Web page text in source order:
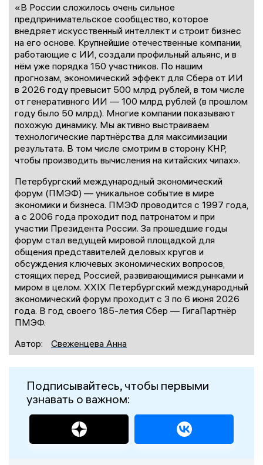
«В России сложилось очень сильное
предпринимательское сообщество, которое
внедряет искусственный интеллект и строит бизнес
на его основе. Крупнейшие отечественные компании,
работающие с ИИ, создали профильный альянс, и в
нём уже порядка 150 участников. По нашим
прогнозам, экономический эффект для Сбера от ИИ
в 2026 году превысит 500 млрд рублей, в том числе
от генеративного ИИ — 100 млрд рублей (в прошлом
году было 50 млрд). Многие компании показывают
похожую динамику. Мы активно выстраиваем
технологические партнёрства для максимизации
результата. В том числе смотрим в сторону КНР,
чтобы производить вычисления на китайских чипах».
Петербургский международный экономический
форум (ПМЭФ) — уникальное событие в мире
экономики и бизнеса. ПМЭФ проводится с 1997 года,
а с 2006 года проходит под патронатом и при
участии Президента России. За прошедшие годы
форум стал ведущей мировой площадкой для
общения представителей деловых кругов и
обсуждения ключевых экономических вопросов,
стоящих перед Россией, развивающимися рынками и
миром в целом. XXIX Петербургский международный
экономический форум проходит с 3 по 6 июня 2026
года. В год своего 185-летия Сбер — ГигаПартнёр
ПМЭФ.
Автор:
Свеженцева Анна
Подписывайтесь, чтобы первыми
узнавать о важном: